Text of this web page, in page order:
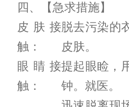
四、【急求措施】
皮肤接
触：
脱去污染的
皮肤。
眼睛接
触：
提起眼睑，
钟。就医。